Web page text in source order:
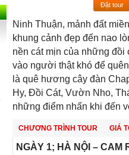
Đặt tour
Ninh Thuận, mảnh đất
khung cảnh đẹp đến nao
nền cát mịn của những đồi
vào người thật khó để
là quê hương cây đàn
Hy, Đồi Cát, Vườn Nho,
những điểm nhấn khi đến
CHƯƠNG TRÌNH TOUR GIÁ
NGÀY 1; HÀ NỘI – CAM